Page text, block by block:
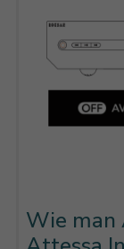
Wie man